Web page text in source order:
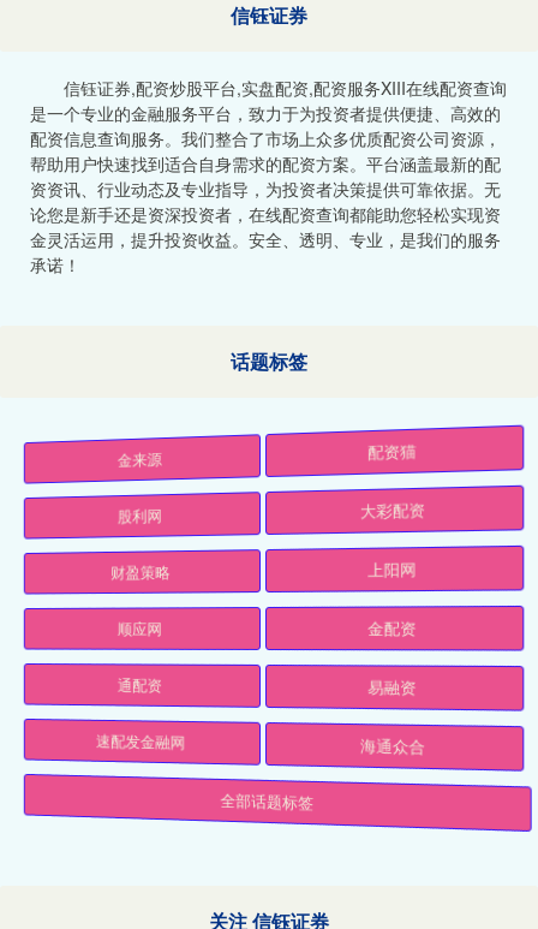
信钰证券
信钰证券,配资炒股平台,实盘配资,配资服务XIII‌在线配资查询
是一个专业的金融服务平台，致力于为投资者提供便捷、高效的
配资信息查询服务。我们整合了市场上众多优质配资公司资源，
帮助用户快速找到适合自身需求的配资方案。平台涵盖最新的配
资资讯、行业动态及专业指导，为投资者决策提供可靠依据。无
论您是新手还是资深投资者，在线配资查询都能助您轻松实现资
金灵活运用，提升投资收益。安全、透明、专业，是我们的服务
承诺！
话题标签
金来源 配资猫
股利网 大彩配资
财盈策略 上阳网
顺应网 金配资
通配资 易融资
速配发金融网 海通众合
全部话题标签
关注 信钰证券